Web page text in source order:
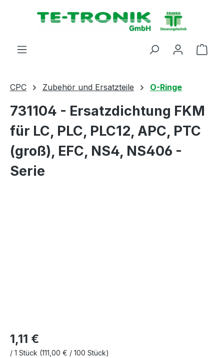
springen
CPC Zubehör und Ersatzteile O-Ringe
731104 - Ersatzdichtung FKM
für LC, PLC, PLC12, APC, PTC
(groß), EFC, NS4, NS406 -
Serie
1,11 €
/ 1 Stück (111,00 € / 100 Stück)